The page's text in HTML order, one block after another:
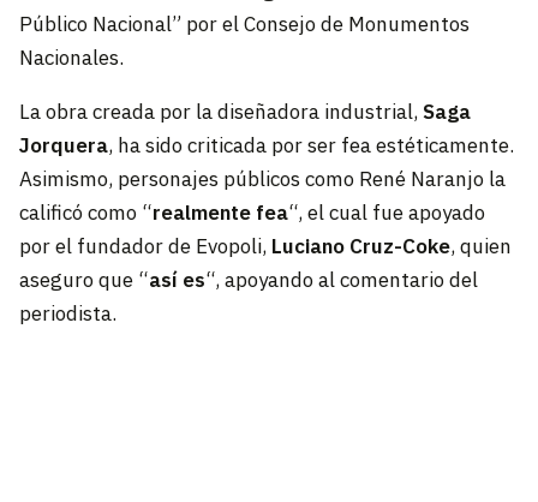
Público Nacional” por el Consejo de Monumentos
Nacionales.
La obra creada por la diseñadora industrial,Saga
Jorquera, ha sido criticada por ser fea estéticamente.
Asimismo, personajes públicos como René Naranjo la
calificó como “realmente fea“, el cual fue apoyado
por el fundador de Evopoli,Luciano Cruz-Coke, quien
aseguro que “así es“, apoyando al comentario del
periodista.